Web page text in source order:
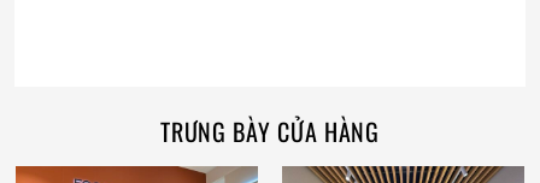
TRƯNG BÀY CỬA HÀNG